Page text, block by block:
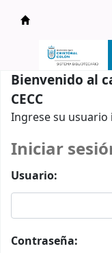
Catálogo en
Bienvenido al
CECC
Ingrese su usuario
Iniciar
Usuario:
Contraseña: